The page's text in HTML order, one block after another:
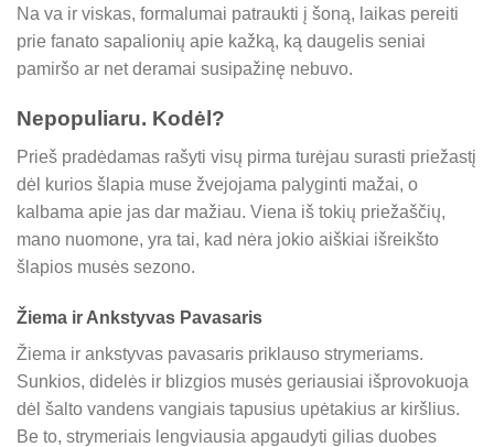
Na va ir viskas, formalumai patraukti į šoną, laikas pereiti
prie fanato sapalionių apie kažką, ką daugelis seniai
pamiršo ar net deramai susipažinę nebuvo.
Nepopuliaru. Kodėl?
Prieš pradėdamas rašyti visų pirma turėjau surasti priežastį
dėl kurios šlapia muse žvejojama palyginti mažai, o
kalbama apie jas dar mažiau. Viena iš tokių priežaščių,
mano nuomone, yra tai, kad nėra jokio aiškiai išreikšto
šlapios musės sezono.
Žiema ir Ankstyvas Pavasaris
Žiema ir ankstyvas pavasaris priklauso strymeriams.
Sunkios, didelės ir blizgios musės geriausiai išprovokuoja
dėl šalto vandens vangiais tapusius upėtakius ar kiršlius.
Be to, strymeriais lengviausia apgaudyti gilias duobes